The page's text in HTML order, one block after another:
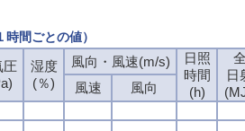
間ごとの値）
圧
湿度
(％)
風向・風速(m/s)
日照
時間
(h)
日
風速 風向